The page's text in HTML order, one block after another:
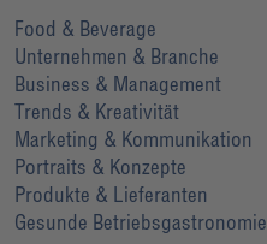
Food & Beverage
Unternehmen & Branche
Business & Management
Trends & Kreativität
Marketing & Kommunikation
Portraits & Konzepte
Produkte & Lieferanten
Gesunde Betriebsgastronomie